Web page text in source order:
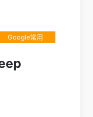
Google常用